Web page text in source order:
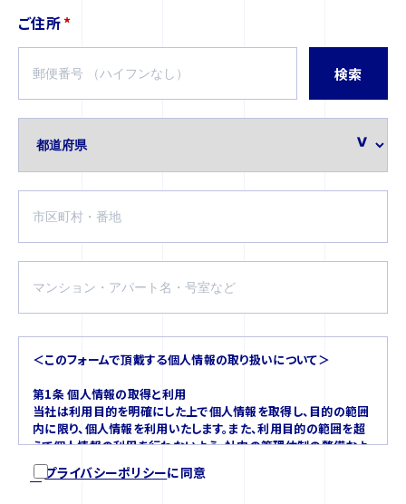
ご住所*
検索
＜このフォームで頂戴する個人情報の取り扱いについて＞
第1条 個人情報の取得と利用
当社は利用目的を明確にした上で個人情報を取得し、目的の範囲
内に限り、個人情報を利用いたします。また、利用目的の範囲を超
えて個人情報の利用を行わないよう、社内の管理体制の整備およ
び安全管理措置を講じます。
第2条 個人情報の管理と保護
プライバシーポリシーに同意